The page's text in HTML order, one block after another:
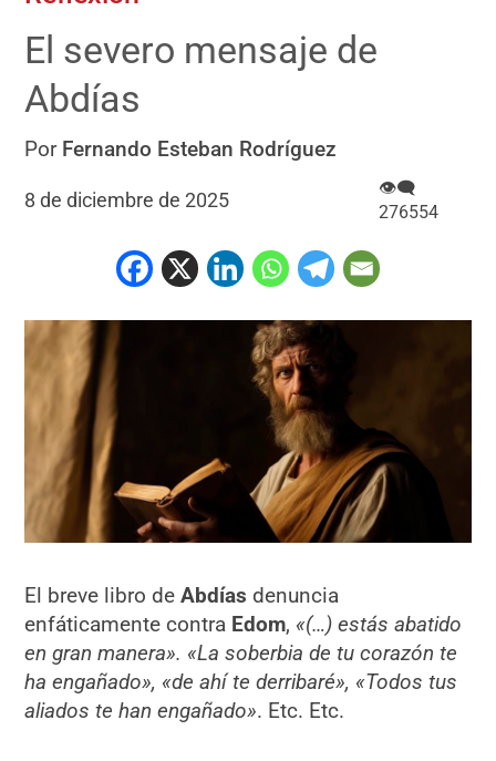
El severo mensaje de
Abdías
Por Fernando Esteban Rodríguez
8 de diciembre de 2025
👁‍🗨
276554
El breve libro deAbdías denuncia
enfáticamente contra Edom, «(…) estás abatido
en gran manera». «La soberbia de tu corazón te
ha engañado», «de ahí te derribaré», «Todos tus
aliados te han engañado». Etc. Etc.